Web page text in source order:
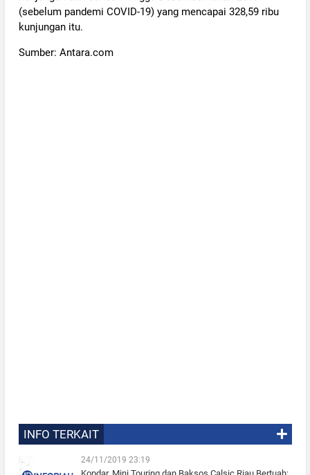
(sebelum pandemi COVID-19) yang mencapai 328,59 ribu
kunjungan itu.
Sumber: Antara.com
INFO TERKAIT
24/11/2019 23:19